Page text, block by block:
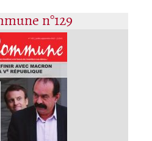
n°129